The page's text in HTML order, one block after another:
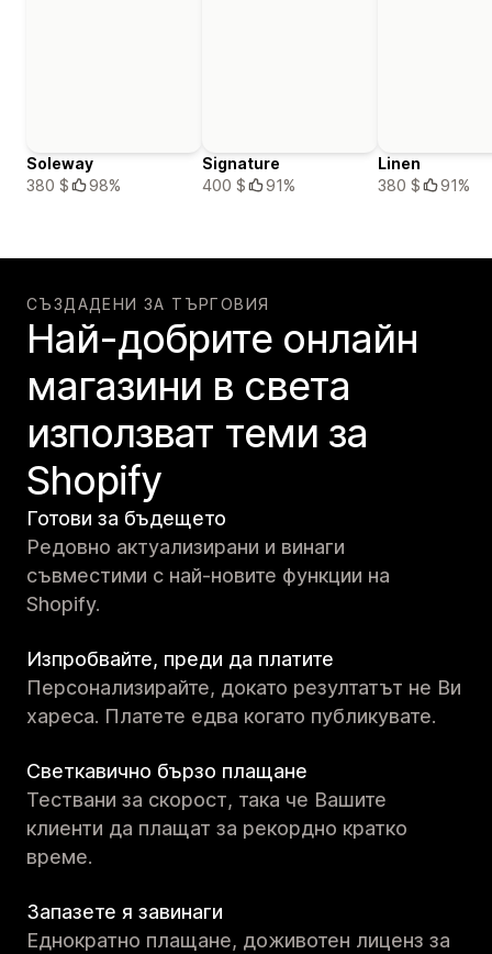
Soleway
380 $
98%
Signature
400 $
91%
Linen
380 $
91%
СЪЗДАДЕНИ ЗА ТЪРГОВИЯ
Най-добрите онлайн
магазини в света
използват теми за
Shopify
Готови за бъдещето
Редовно актуализирани и винаги
съвместими с най-новите функции на
Shopify.
Изпробвайте, преди да платите
Персонализирайте, докато резултатът не Ви
хареса. Платете едва когато публикувате.
Светкавично бързо плащане
Тествани за скорост, така че Вашите
клиенти да плащат за рекордно кратко
време.
Запазете я завинаги
Еднократно плащане, доживотен лиценз за